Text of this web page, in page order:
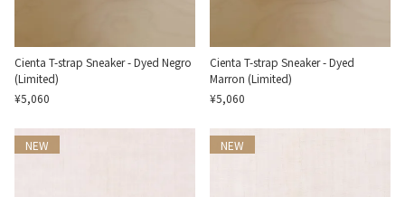
Cienta T-strap Sneaker - Dyed Negro
(Limited)
¥5,060
Cienta T-strap Sneaker - Dyed
Marron (Limited)
¥5,060
NEW NEW